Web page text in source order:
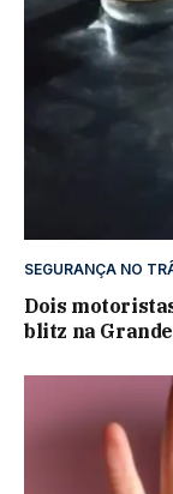
SEGURANÇA NO
Dois
blitz na